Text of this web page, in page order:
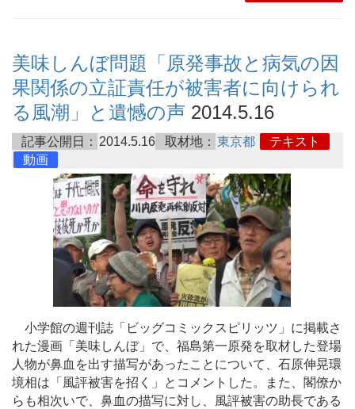
美味しんぼ問題「原発事故と病気の因
果関係の立証責任が被害者に向けられ
る風潮」と遺憾の声 2014.5.16
記事公開日： 2014.5.16 取材地： 東京都
テキスト
動画
小学館の週刊誌「ビッグコミックスピリッツ」に掲載さ
れた漫画「美味しんぼ」で、福島第一原発を取材した登場
人物が鼻血を出す描写があったことについて、石原伸晃環
境相は「風評被害を招く」とコメントした。また、閣僚か
らも相次いで、鼻血の描写に対し、風評被害の助長である